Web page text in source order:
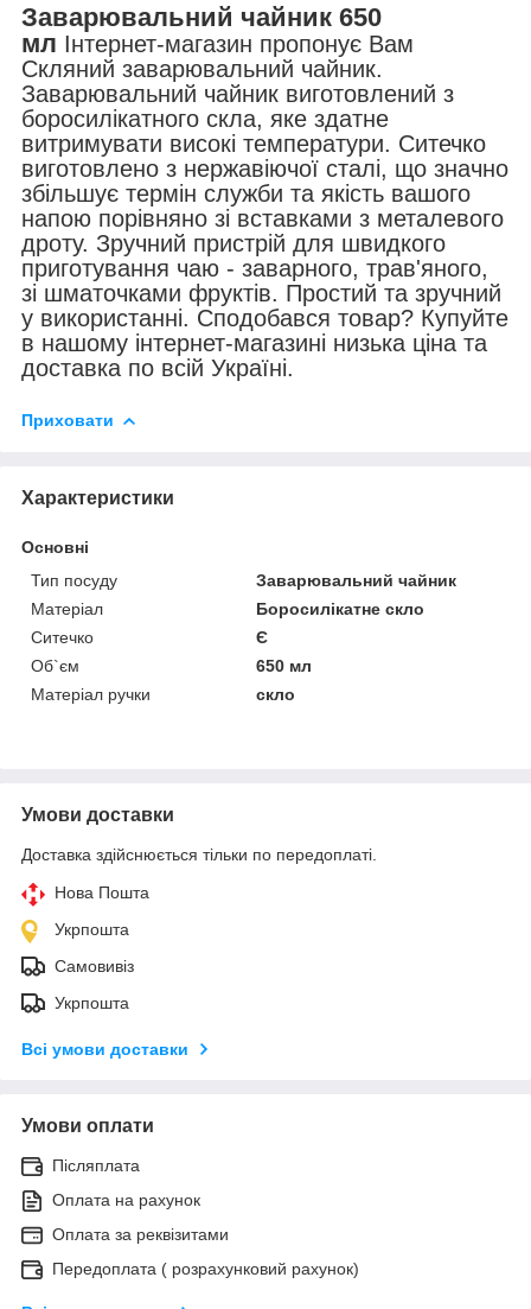
Заварювальний чайник 650
мл Інтернет-магазин пропонує Вам
Скляний заварювальний чайник.
Заварювальний чайник виготовлений з
боросилікатного скла, яке здатне
витримувати високі температури. Ситечко
виготовлено з нержавіючої сталі, що значно
збільшує термін служби та якість вашого
напою порівняно зі вставками з металевого
дроту. Зручний пристрій для швидкого
приготування чаю - заварного, трав'яного,
зі шматочками фруктів. Простий та зручний
у використанні. Сподобався товар? Купуйте
в нашому інтернет-магазині низька ціна та
доставка по всій Україні.
Приховати
Характеристики
Основні
Тип посуду
Заварювальний чайник
Матеріал
Боросилікатне скло
Ситечко
Є
Об`єм
650 мл
Матеріал ручки
скло
Умови доставки
Доставка здійснюється тільки по передоплаті.
Нова Пошта
Укрпошта
Самовивіз
Укрпошта
Всі умови доставки
Умови оплати
Післяплата
Оплата на рахунок
Оплата за реквізитами
Передоплата ( розрахунковий рахунок)